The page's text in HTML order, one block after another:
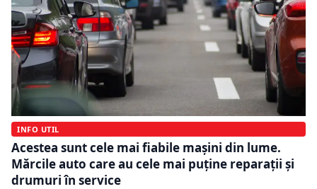
INFO UTIL
Acestea sunt cele mai fiabile mașini din lume.
Mărcile auto care au cele mai puține reparații și
drumuri în service